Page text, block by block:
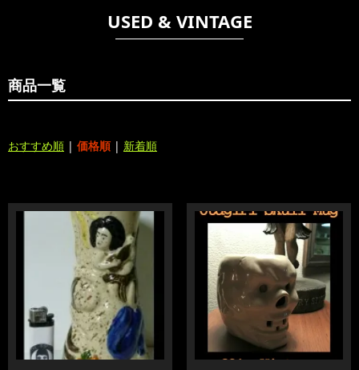
USED & VINTAGE
商品一覧
おすすめ順 | 価格順 | 新着順